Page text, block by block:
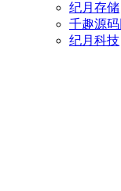
纪月存储
千趣源码
纪月科技